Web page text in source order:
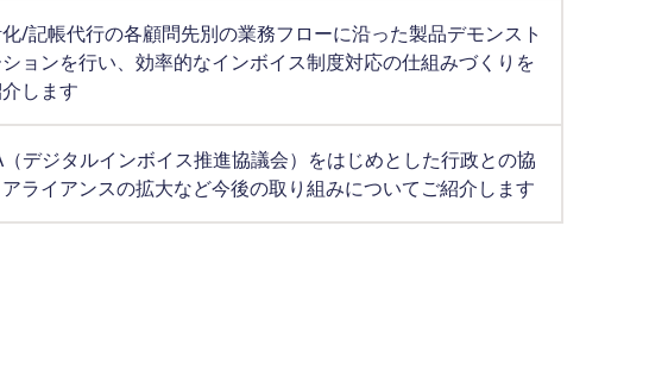
/記帳代行の各顧問先別の業務フローに沿った製品デモンスト
ョンを行い、効率的なインボイス制度対応の仕組みづくりを
します
（デジタルインボイス推進協議会）をはじめとした行政との協
ライアンスの拡大など今後の取り組みについてご紹介します